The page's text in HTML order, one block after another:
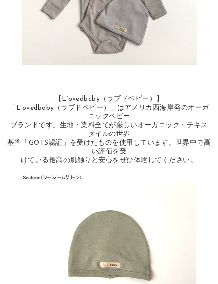
【L’ovedbaby（ラブドベビー）】
「L’ovedbaby（ラブドベビー）」はアメリカ西海岸発のオーガ
ニックベビー
ブランドです。生地・染料全てが厳しいオーガニック・テキス
タイルの世界
基準「GOTS認証」を受けたものを使用しています。世界中で高
い評価を受
けている最高の肌触りと安心をぜひ体験してください。